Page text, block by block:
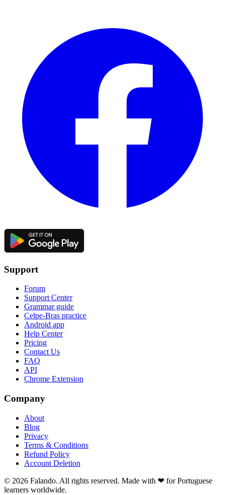
Support
Forum
Support Center
Grammar guide
Celpe-Bras practice
Android app
Help Center
Pricing
Contact Us
FAQ
API
Chrome Extension
Company
About
Blog
Privacy
Terms & Conditions
Refund Policy
Account Deletion
© 2026 Falando. All rights reserved. Made with ❤ for Portuguese
learners worldwide.